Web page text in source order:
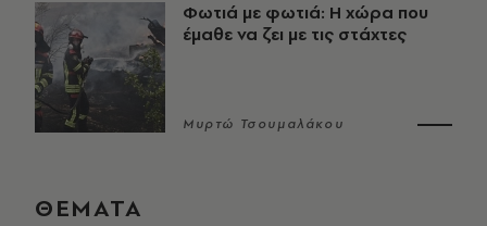
Φωτιά με φωτιά: Η χώρα που
έμαθε να ζει με τις στάχτες
Μυρτώ Τσουμαλάκου
ΘΕΜΑΤΑ